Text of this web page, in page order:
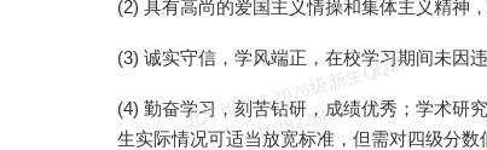
(2) 具有高尚的爱国主义情操和集体主义精神
(3) 诚实守信，学风端正，在校学习期间未因
(4) 勤奋学习，刻苦钻研，成绩优秀；学术研
生实际情况可适当放宽标准，但需对四级分数
北
洋
维
基
＆
2
0
2
6
级
新
生
Q
Q
群
1
0
2
8
2
2
6
8
3
8